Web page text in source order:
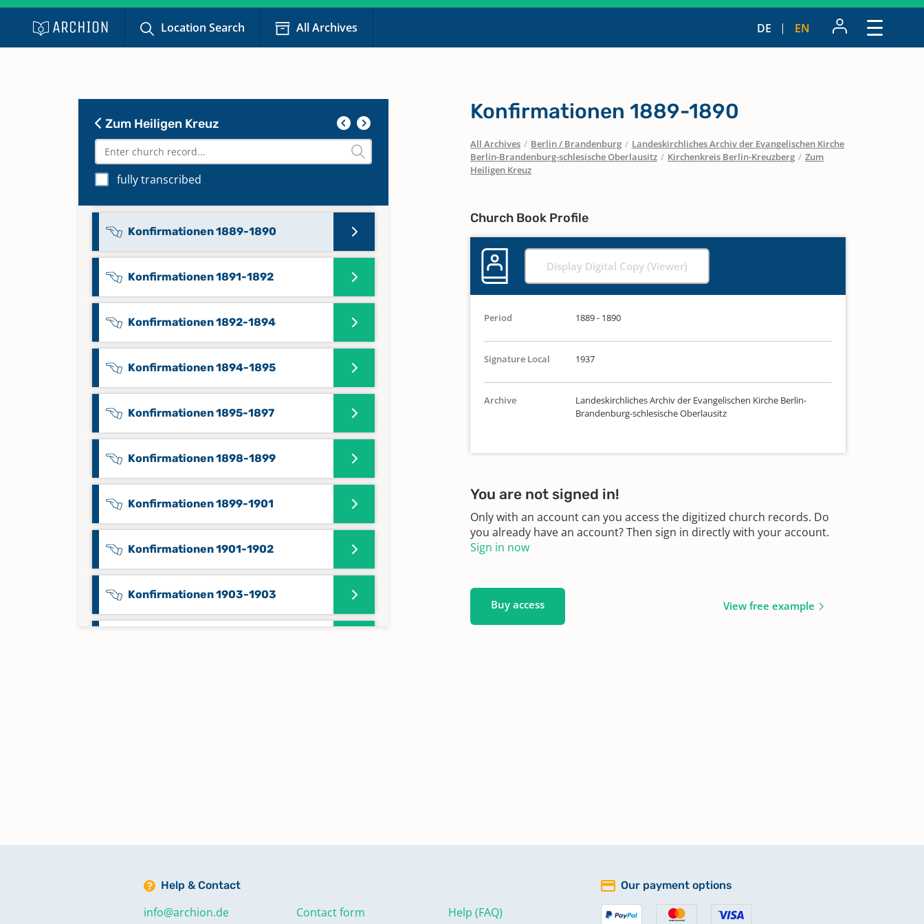
Location Search All Archives DE EN
Zum Heiligen Kreuz
fully transcribed
Bestattungen 1947-1961
Bestattungen 1962-1969
Konfirmationen 1866-1883
Konfirmationen 1884-1888
Konfirmationen 1889-1890
Konfirmationen 1891-1892
Konfirmationen 1892-1894
Konfirmationen 1894-1895
Konfirmationen 1895-1897
Konfirmationen 1898-1899
Konfirmationen 1899-1901
Konfirmationen 1901-1902
Konfirmationen 1903-1903
Konfirmationen 1919-1926
Konfirmationen 1889-1890
All Archives / Berlin / Brandenburg / Landeskirchliches Archiv der Evangelischen Kirche
Berlin-Brandenburg-schlesische Oberlausitz / Kirchenkreis Berlin-Kreuzberg / Zum
Heiligen Kreuz
Church Book Profile
Display Digital Copy (Viewer)
Period 1889 - 1890
Signature Local 1937
Archive
Landeskirchliches Archiv der Evangelischen Kirche Berlin-
Brandenburg-schlesische Oberlausitz
You are not signed in!
Only with an account can you access the digitized church records. Do
you already have an account? Then sign in directly with your account.
Sign in now
Buy access View free example
Help & Contact
info@archion.de Contact form Help (FAQ)
Our payment options